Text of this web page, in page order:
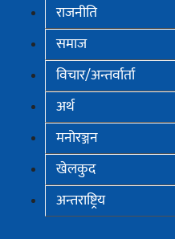
राजनीति
समाज
विचार/अन्तर्वार्ता
अर्थ
मनोरञ्जन
खेलकुद
अन्तराष्ट्रिय